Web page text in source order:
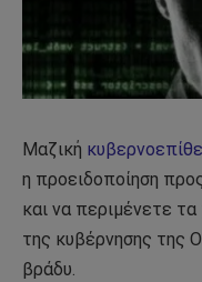
Μαζική
η προειδοποίηση
και να περιμένετε
της κυβέρνησης της
βράδυ.